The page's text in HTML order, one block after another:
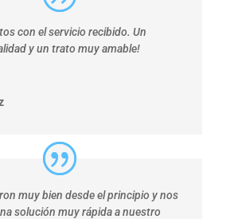
con el servicio recibido. Un
y un trato muy amable!
muy bien desde el principio y nos
solución muy rápida a nuestro